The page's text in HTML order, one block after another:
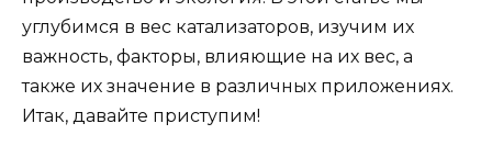
углубимся в вес катализаторов, изучим их
важность, факторы, влияющие на их вес, а
также их значение в различных приложениях.
Итак, давайте приступим!